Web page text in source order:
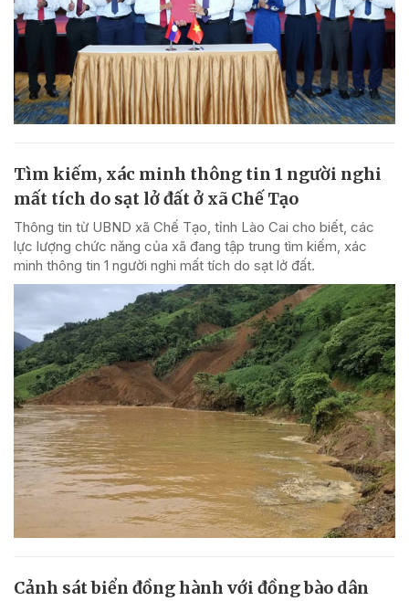
Tìm kiếm, xác minh thông tin 1 người nghi
mất tích do sạt lở đất ở xã Chế Tạo
Thông tin từ UBND xã Chế Tạo, tỉnh Lào Cai cho biết, các
lực lượng chức năng của xã đang tập trung tìm kiếm, xác
minh thông tin 1 người nghi mất tích do sạt lở đất.
Cảnh sát biển đồng hành với đồng bào dân